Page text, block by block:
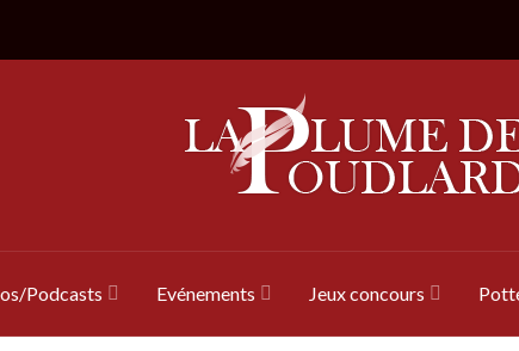
Podcasts Evénements Jeux concours